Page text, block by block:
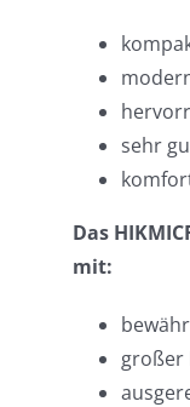
sehr
Das
mit:
großer